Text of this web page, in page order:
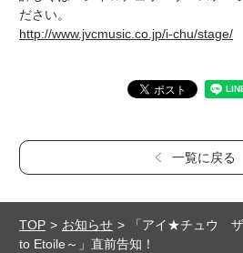
ださい。
http://www.jvcmusic.co.jp/i-chu/stage/
一覧に戻る
TOP お知らせ
「アイ★チュウ
to Etoile～」直前告知！